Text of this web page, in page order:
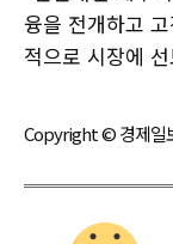
융을 전개하고
적으로 시장에
Copyright © 경제일